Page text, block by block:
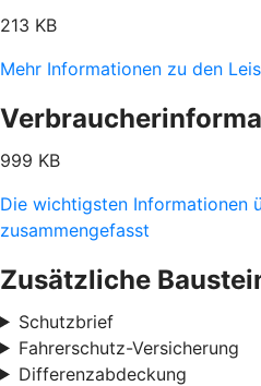
213 KB
Mehr Informationen zu den
999 KB
Die wichtigsten Informationen
zusammengefasst
Zusätzliche
Schutzbrief
Fahrerschutz-Versicherung
Differenzabdeckung